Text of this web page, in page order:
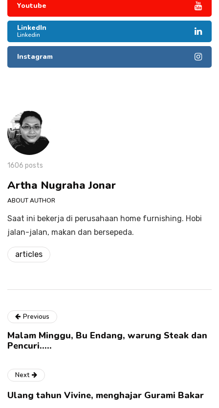
Youtube
LinkedIn
Linkedin
Instagram
1606 posts
Artha Nugraha Jonar
ABOUT AUTHOR
Saat ini bekerja di perusahaan home furnishing. Hobi
jalan-jalan, makan dan bersepeda.
articles
Previous
Malam Minggu, Bu Endang, warung Steak dan
Pencuri…..
Next
Ulang tahun Vivine, menghajar Gurami Bakar